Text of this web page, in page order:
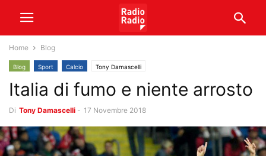
Home Blog
Blog Sport Calcio Tony Damascelli
Italia di fumo e niente arrosto
Di Tony Damascelli - 17 Novembre 2018